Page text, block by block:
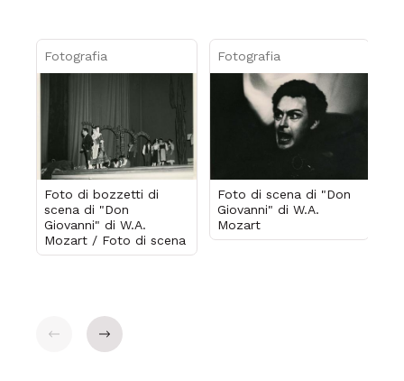
Fotografia
Foto di bozzetti di
scena di "Don
Giovanni" di W.A.
Mozart / Foto di scena
Fotografia
Foto di scena di "Don
Giovanni" di W.A.
Mozart
Indietro Avanti